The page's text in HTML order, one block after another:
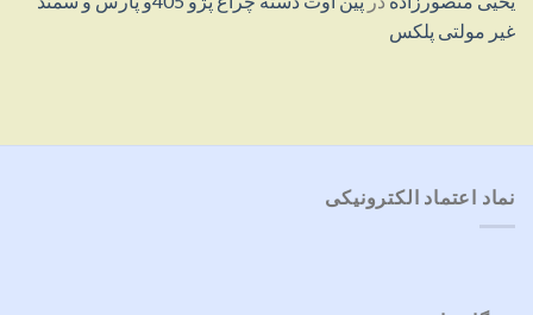
غیر مولتی پلکس
نماد اعتماد الکترونیکی